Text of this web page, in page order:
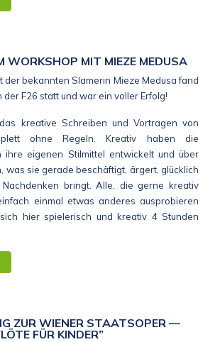
WORKSHOP MIT MIEZE MEDUSA
der bekannten Slamerin Mieze Medusa fand
der F26 statt und war ein voller Erfolg!
kreative Schreiben und Vortragen von
ohne Regeln. Kreativ haben die
ihre eigenen Stilmittel entwickelt und über
was sie gerade beschäftigt, ärgert, glücklich
bringt. Alle, die gerne kreativ
einmal etwas anderes ausprobieren
hier spielerisch und kreativ 4 Stunden
ZUR WIENER STAATSOPER —
FÜR KINDER”